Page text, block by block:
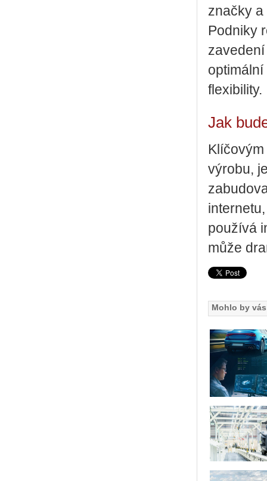
značky
Podniky
flexibility.
Jak
výrobu,
používá
může
Mohlo by